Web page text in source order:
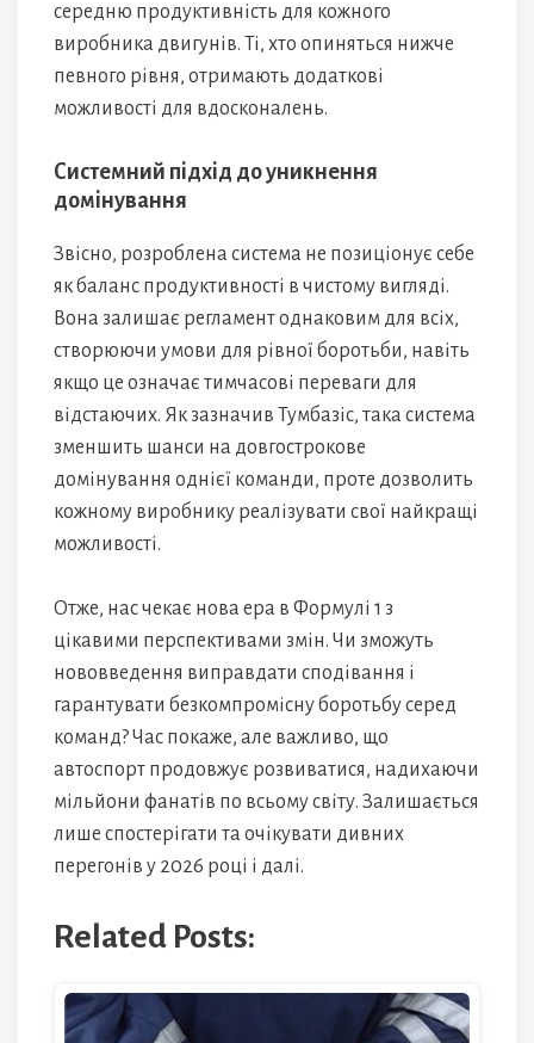
середню продуктивність для кожного
виробника двигунів. Ті, хто опиняться нижче
певного рівня, отримають додаткові
можливості для вдосконалень.
Системний підхід до уникнення
домінування
Звісно, розроблена система не позиціонує себе
як баланс продуктивності в чистому вигляді.
Вона залишає регламент однаковим для всіх,
створюючи умови для рівної боротьби, навіть
якщо це означає тимчасові переваги для
відстаючих. Як зазначив Тумбазіс, така система
зменшить шанси на довгострокове
домінування однієї команди, проте дозволить
кожному виробнику реалізувати свої найкращі
можливості.
Отже, нас чекає нова ера в Формулі 1 з
цікавими перспективами змін. Чи зможуть
нововведення виправдати сподівання і
гарантувати безкомпромісну боротьбу серед
команд? Час покаже, але важливо, що
автоспорт продовжує розвиватися, надихаючи
мільйони фанатів по всьому світу. Залишається
лише спостерігати та очікувати дивних
перегонів у 2026 році і далі.
Related Posts: